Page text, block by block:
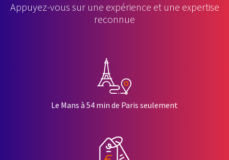
Appuyez-vous sur une expérience et une expertise
reconnue
Le Mans à 54 min de Paris seulement